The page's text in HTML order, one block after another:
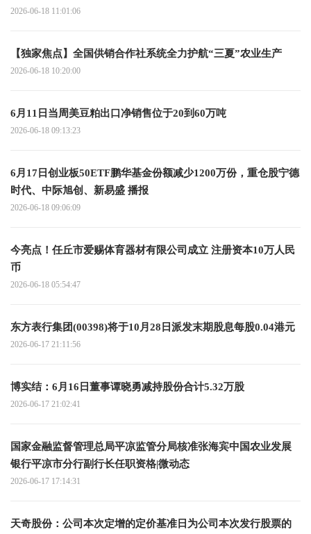
2026-06-18 11:01:06
【独家焦点】全国供销合作社系统全力护航“三夏”农业生产
2026-06-18 10:20:00
6月11日当周美豆粕出口净销售位于20到60万吨
2026-06-18 09:13:23
6月17日创业板50ETF鹏华基金份额减少1200万份，重仓股宁德
时代、中际旭创、新易盛 播报
2026-06-18 09:06:09
今亮点！任丘市爱赐体育器材有限公司成立 注册资本10万人民
币
2026-06-18 05:54:47
东方表行集团(00398)将于10月28日派发末期股息每股0.04港元
2026-06-17 21:11:56
博实结：6月16日董事谭晓勇减持股份合计5.32万股
2026-06-17 21:02:41
国家金融监督管理总局平凉监管分局核准张海宾中国农业发展
银行平凉市分行副行长任职资格|微动态
2026-06-17 17:14:31
天奇股份：公司本次定增的定价基准日为公司本次发行股票的